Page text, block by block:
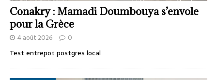
Conakry : Mamadi Doumbouya s’envole
pour la Grèce
4 août 2026 0
Test entrepot postgres local